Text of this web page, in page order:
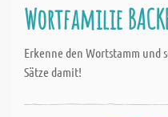
Wortfamilie
Erkenne den Wortstamm und
Sätze damit!